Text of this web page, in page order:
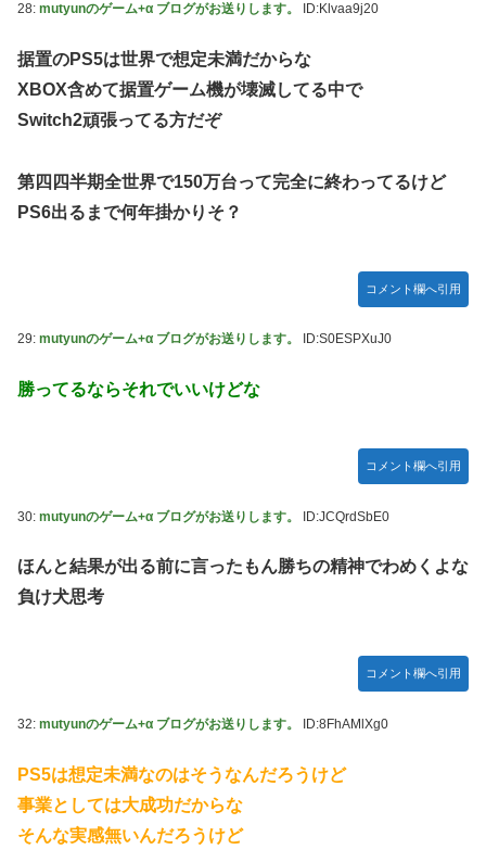
28: mutyunのゲーム+α ブログがお送りします。 ID:Klvaa9j20
据置のPS5は世界で想定未満だからな
XBOX含めて据置ゲーム機が壊滅してる中で
Switch2頑張ってる方だぞ
第四四半期全世界で150万台って完全に終わってるけど
PS6出るまで何年掛かりそ？
コメント欄へ引用
29: mutyunのゲーム+α ブログがお送りします。 ID:S0ESPXuJ0
勝ってるならそれでいいけどな
コメント欄へ引用
30: mutyunのゲーム+α ブログがお送りします。 ID:JCQrdSbE0
ほんと結果が出る前に言ったもん勝ちの精神でわめくよな
負け犬思考
コメント欄へ引用
32: mutyunのゲーム+α ブログがお送りします。 ID:8FhAMlXg0
PS5は想定未満なのはそうなんだろうけど
事業としては大成功だからな
そんな実感無いんだろうけど